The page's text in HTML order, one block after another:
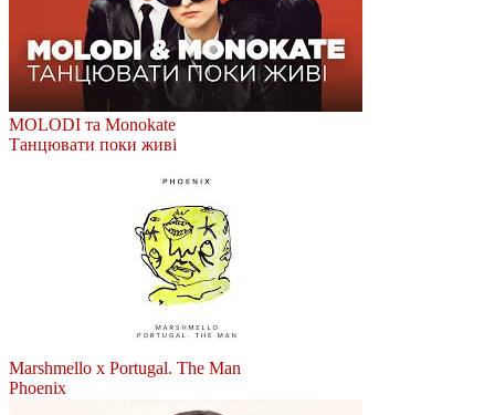
MOLODI та Monokate
Танцювати поки живі
Marshmello x Portugal. The Man
Phoenix